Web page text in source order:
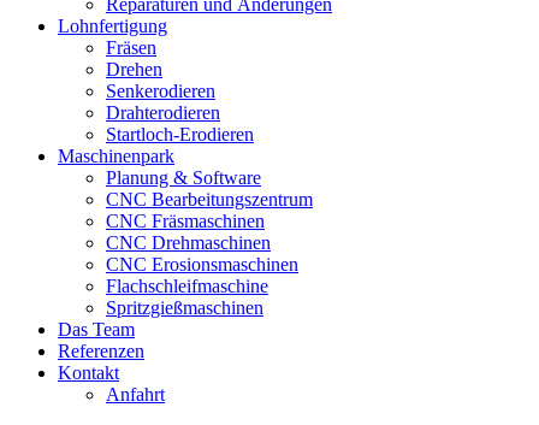
Lohnfertigung
Fräsen
Drehen
Senkerodieren
Drahterodieren
Startloch-Erodieren
Maschinenpark
Planung & Software
CNC Bearbeitungszentrum
CNC Fräsmaschinen
CNC Drehmaschinen
CNC Erosionsmaschinen
Flachschleifmaschine
Spritzgießmaschinen
Das Team
Referenzen
Kontakt
Anfahrt